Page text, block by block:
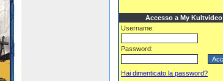
Accesso a My Kultvideo
Username:
Password:
Hai dimenticato la password?